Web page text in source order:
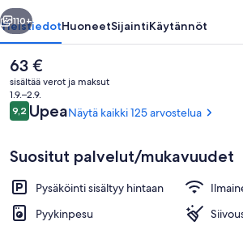
Ulkopuoli
Seuraava
110+
YleistiedotHuoneetSijaintiKäytännöt
Nykyinen
hinta
on
63 €
63 €
sisältää verot ja maksut
1.9.–2.9.
Arvostelut
9,29,2 kautta 10.
UpeaNäytä kaikki 125 arvostelua
Suositut palvelut/mukavuudet
Pysäköinti sisältyy hintaan
Pyykinpesu